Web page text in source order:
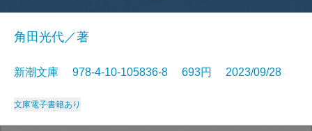
角田光代／著
新潮文庫 978-4-10-105836-8 693円 2023/09/28
文庫電子書籍あり